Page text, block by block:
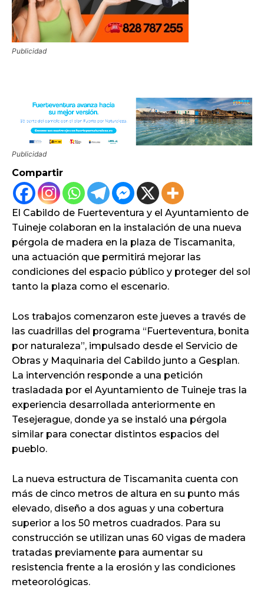
Publicidad
Publicidad
Compartir
El Cabildo de Fuerteventura y el Ayuntamiento de
Tuineje colaboran en la instalación de una nueva
pérgola de madera en la plaza de Tiscamanita,
una actuación que permitirá mejorar las
condiciones del espacio público y proteger del sol
tanto la plaza como el escenario.
Los trabajos comenzaron este jueves a través de
las cuadrillas del programa “Fuerteventura, bonita
por naturaleza”, impulsado desde el Servicio de
Obras y Maquinaria del Cabildo junto a Gesplan.
La intervención responde a una petición
trasladada por el Ayuntamiento de Tuineje tras la
experiencia desarrollada anteriormente en
Tesejerague, donde ya se instaló una pérgola
similar para conectar distintos espacios del
pueblo.
La nueva estructura de Tiscamanita cuenta con
más de cinco metros de altura en su punto más
elevado, diseño a dos aguas y una cobertura
superior a los 50 metros cuadrados. Para su
construcción se utilizan unas 60 vigas de madera
tratadas previamente para aumentar su
resistencia frente a la erosión y las condiciones
meteorológicas.